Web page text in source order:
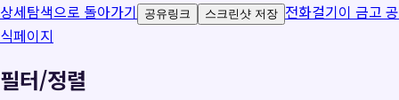
상세탐색으로 돌아가기 공유링크 스크린샷 저장 전화걸기이 금고 공
식페이지
필터/정렬